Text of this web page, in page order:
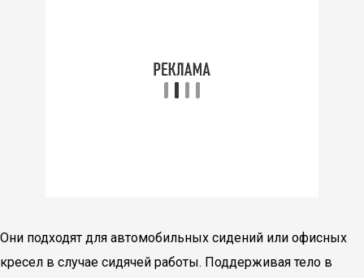
Они подходят для автомобильных сидений или офисных
кресел в случае сидячей работы. Поддерживая тело в